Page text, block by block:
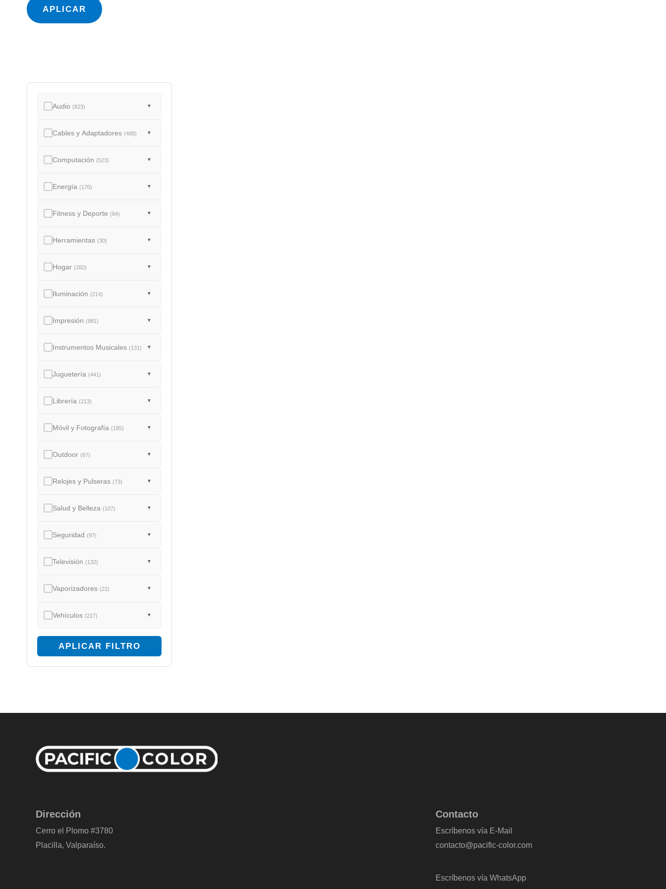
APLICAR
Audio (823) ▼
Cables y Adaptadores (488) ▼
Computación (523) ▼
Energía (170) ▼
Fitness y Deporte (84) ▼
Herramientas (30) ▼
Hogar (282) ▼
Iluminación (214) ▼
Impresión (981) ▼
Instrumentos Musicales (131) ▼
Juguetería (441) ▼
Librería (213) ▼
Móvil y Fotografía (185) ▼
Outdoor (67) ▼
Relojes y Pulseras (73) ▼
Salud y Belleza (107) ▼
Seguridad (97) ▼
Televisión (132) ▼
Vaporizadores (22) ▼
Vehículos (227) ▼
APLICAR FILTRO
Dirección
Cerro el Plomo #3780
Placilla, Valparaíso.
Contacto
Escríbenos vía E-Mail
contacto@pacific-color.com
Escríbenos vía WhatsApp